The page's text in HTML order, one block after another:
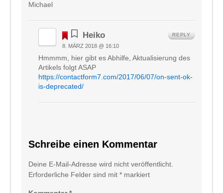
Michael
Heiko
8. MÄRZ 2018 @ 16:10
Hmmmm, hier gibt es Abhilfe, Aktualisierung des
Artikels folgt ASAP
https://contactform7.com/2017/06/07/on-sent-ok-
is-deprecated/
REPLY
Schreibe einen Kommentar
Deine E-Mail-Adresse wird nicht veröffentlicht.
Erforderliche Felder sind mit* markiert